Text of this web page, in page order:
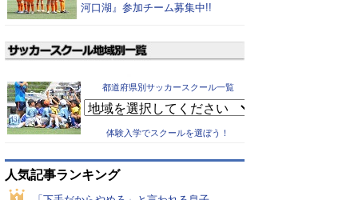
河口湖』参加チーム募集中!!
都道府県別サッカースクール一覧
体験入学でスクールを選ぼう！
人気記事ランキング